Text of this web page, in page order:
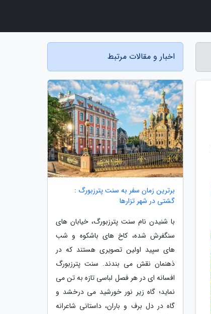
اخبار و مقالات مرتبط
برترین زمان سفر به سنت پترزبورگ :
گشتی در شهر تزارها
با شنیدن نام سنت پترزبورگ، خیابان های
سنگفرش شده، کاخ های باشکوه و شب
های سپید اولین تصویری هستند که در
ذهنمان نقش می بندند. سنت پترزبورگ
افسانه ای در هر فصل لباسی تازه به تن می
نماید؛ گاه زیر نور خورشید می درخشد و
گاه در دل برف و باران، داستانی شاعرانه